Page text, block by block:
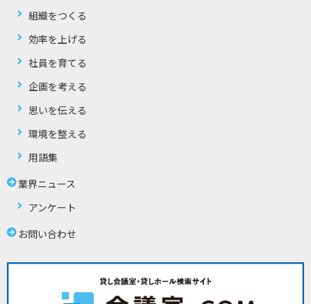
組織をつくる
効率を上げる
社員を育てる
企画を考える
思いを伝える
環境を整える
用語集
業界ニュース
アンケート
お問い合わせ